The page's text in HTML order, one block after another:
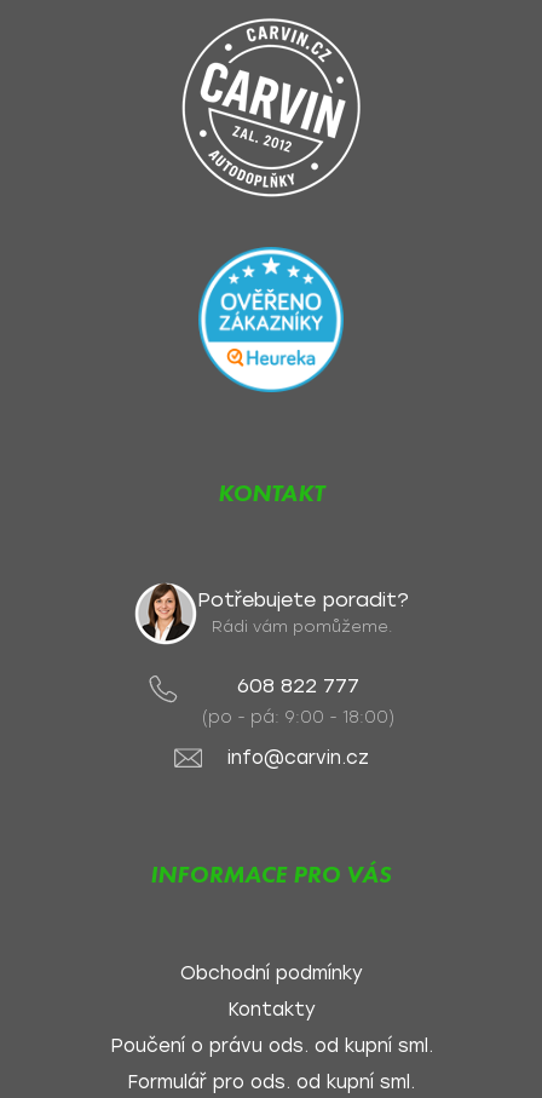
KONTAKT
Potřebujete poradit?
Rádi vám pomůžeme.
608 822 777
(po - pá: 9:00 - 18:00)
info@carvin.cz
INFORMACE PRO VÁS
Obchodní podmínky
Kontakty
Poučení o právu ods. od kupní sml.
Formulář pro ods. od kupní sml.